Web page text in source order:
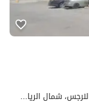
شارع الأمين المهندس عبدالله بن عبدالرحمن ا، حي النرجس، شمال الرياض، الرياض